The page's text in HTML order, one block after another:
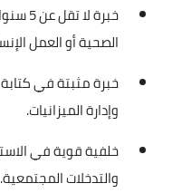
خبرة
الصحية أو العمل
خبرة مثبتة في كتابة
وإدارة الميزانيات.
خلفية قوية في
والتدخلات المجتمعية.